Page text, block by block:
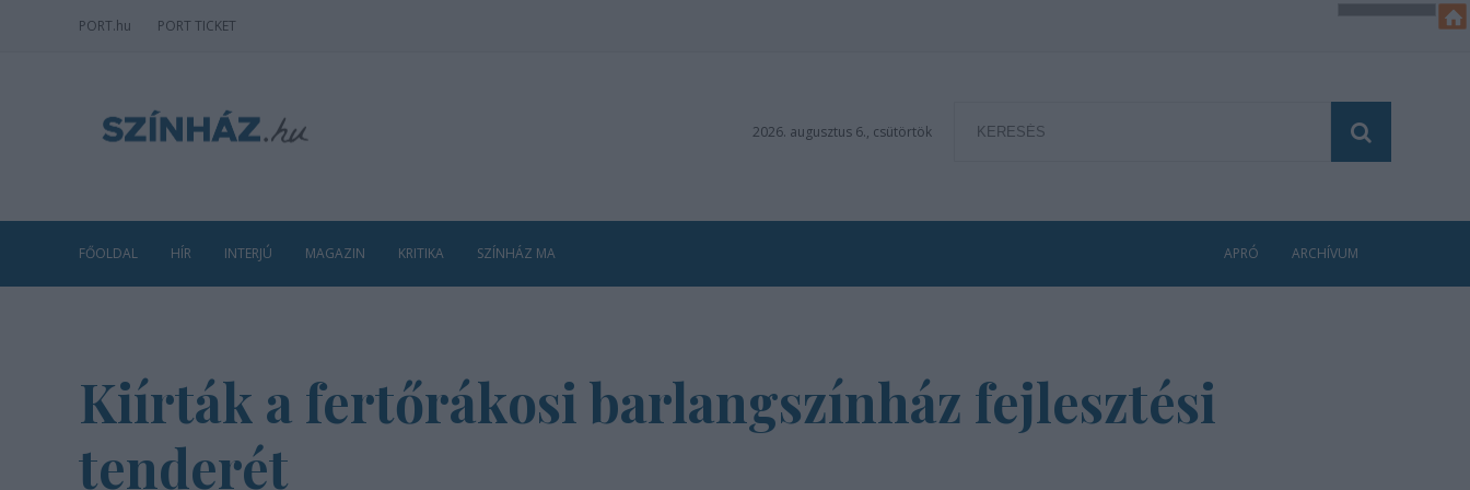
PORT.hu PORT TICKET
2026. augusztus 6., csütörtök
FŐOLDAL HÍR INTERJÚ MAGAZIN KRITIKA SZÍNHÁZ MA APRÓ ARCHÍVUM
Kiírták a fertőrákosi barlangszínház fejlesztési
tenderét